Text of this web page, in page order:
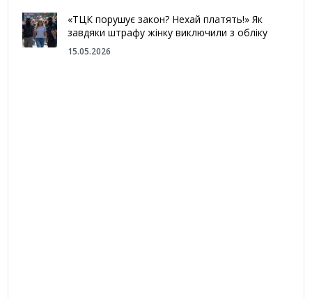
«ТЦК порушує закон? Нехай платять!» Як
завдяки штрафу жінку виключили з обліку
15.05.2026